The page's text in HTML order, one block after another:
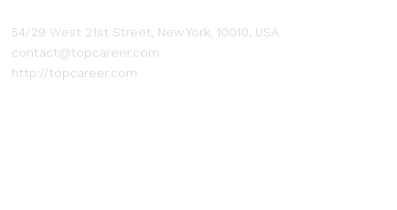
54/29 West 21st Street, New York, 10010, USA
contact@topcareer.com
http://topcareer.com